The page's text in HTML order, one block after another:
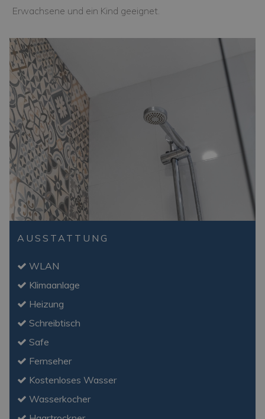
Erwachsene und ein Kind geeignet.
AUSSTATTUNG
WLAN
Klimaanlage
Heizung
Schreibtisch
Safe
Fernseher
Kostenloses Wasser
Wasserkocher